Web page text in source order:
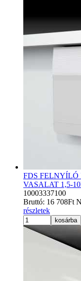
FDS
VASALAT 1,5-
10003337100
Bruttó: 16 708Ft
részletek
kosárba